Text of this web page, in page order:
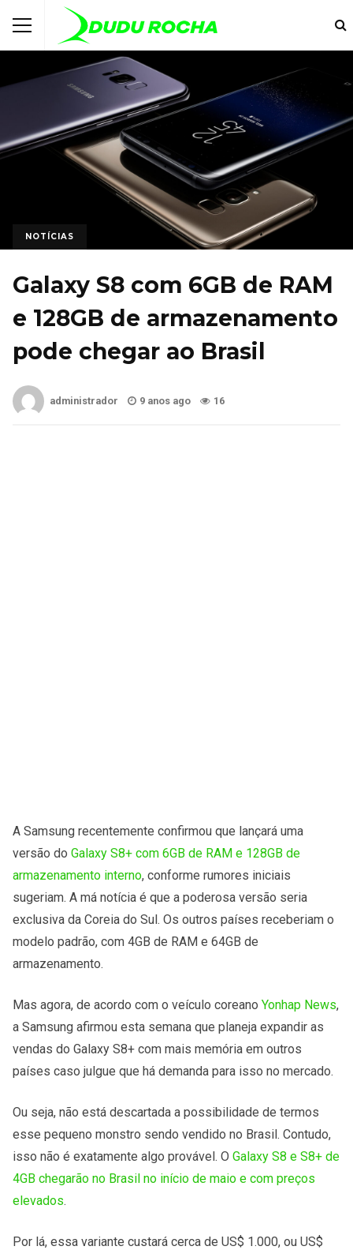
NOTÍCIAS
Galaxy S8 com 6GB de RAM
e 128GB de armazenamento
pode chegar ao Brasil
administrador 9 anos ago 16
A Samsung recentemente confirmou que lançará uma
versão do Galaxy S8+ com 6GB de RAM e 128GB de
armazenamento interno, conforme rumores iniciais
sugeriam. A má notícia é que a poderosa versão seria
exclusiva da Coreia do Sul. Os outros países receberiam o
modelo padrão, com 4GB de RAM e 64GB de
armazenamento.
Mas agora, de acordo com o veículo coreano Yonhap News,
a Samsung afirmou esta semana que planeja expandir as
vendas do Galaxy S8+ com mais memória em outros
países caso julgue que há demanda para isso no mercado.
Ou seja, não está descartada a possibilidade de termos
esse pequeno monstro sendo vendido no Brasil. Contudo,
isso não é exatamente algo provável. O Galaxy S8 e S8+ de
4GB chegarão no Brasil no início de maio e com preços
elevados.
Por lá, essa variante custará cerca de US$ 1.000, ou US$